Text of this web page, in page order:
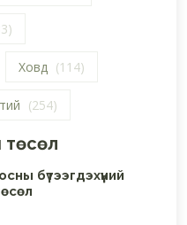
Ховд (114)
(254)
төсөл
бүтээгдэхүүний